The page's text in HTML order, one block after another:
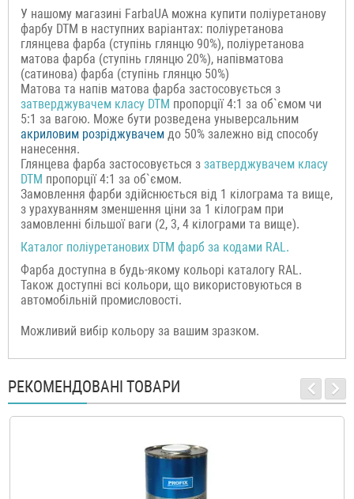
У нашому магазині FarbaUA можна купити поліуретанову
фарбу DTM в наступних варіантах: поліуретанова
глянцева фарба (ступінь глянцю 90%), поліуретанова
матова фарба (ступінь глянцю 20%), напівматова
(сатинова) фарба (ступінь глянцю 50%)
Матова та напів матова фарба застосовується з
затверджувачем класу DTM пропорції 4:1 за об`ємом чи
5:1 за вагою. Може бути розведена уныверсальним
акриловим розріджувачем до 50% залежно від способу
нанесення.
Глянцева фарба застосовується з затверджувачем класу
DTM пропорції 4:1 за об`ємом.
Замовлення фарби здійснюється від 1 кілограма та вище,
з урахуванням зменшення ціни за 1 кілограм при
замовленні більшої ваги (2, 3, 4 кілограми та вище).
Каталог поліуретанових DTM фарб за кодами RAL.
Фарба доступна в будь-якому кольорі каталогу RAL.
Також доступні всі кольори, що використовуються в
автомобільній промисловості.
Можливий вибір кольору за вашим зразком.
РЕКОМЕНДОВАНІ ТОВАРИ